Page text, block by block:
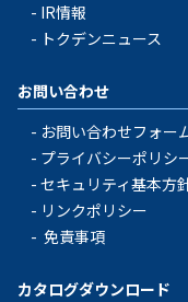
IR情報
トクデンニュース
お問い合わせ
お問い合わせフォー
プライバシーポリシ
セキュリティ基本方
リンクポリシー
免責事項
カタログダウンロード